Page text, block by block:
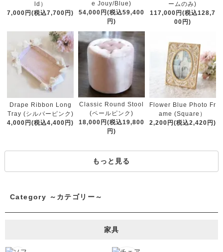
ld）
7,000円(税込7,700円)
e Jouy/Blue)
54,000円(税込59,400
円)
ームのみ)
117,000円(税込128,7
00円)
Drape Ribbon Long
Tray (シルバーピンク)
4,000円(税込4,400円)
Classic Round Stool
(ペールピンク)
18,000円(税込19,800
円)
Flower Blue Photo Fr
ame (Square）
2,200円(税込2,420円)
もっと見る
Category ～カテゴリー～
家具